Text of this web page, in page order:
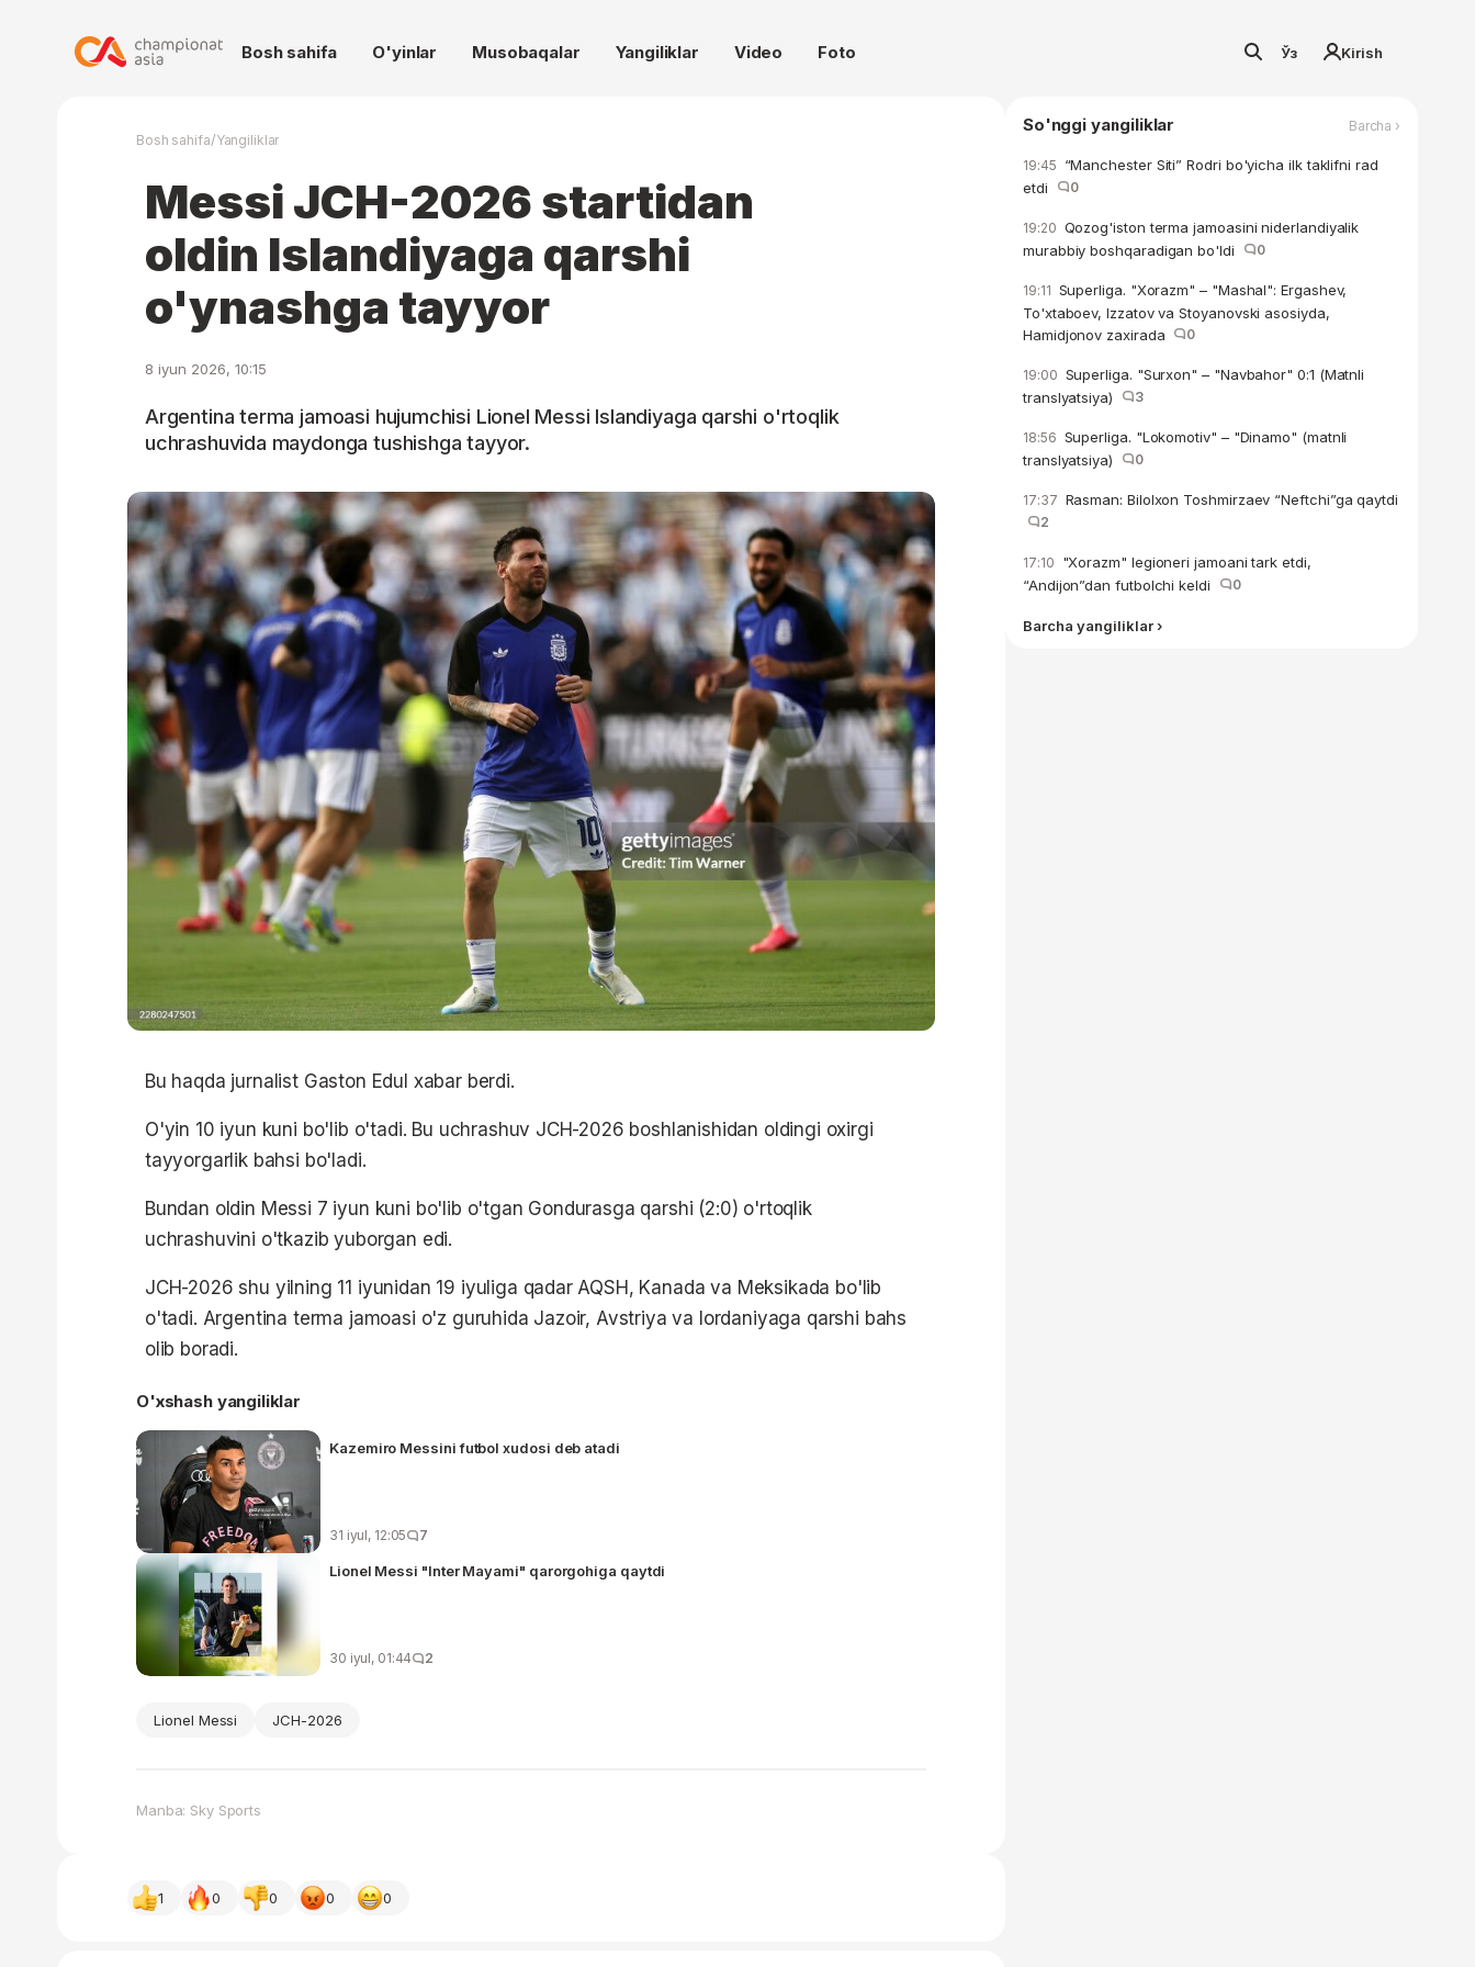
Bosh sahifa O'yinlar Musobaqalar Yangiliklar Video Foto Ўз Kirish
Bosh sahifa/Yangiliklar
Messi JCH-2026 startidan
oldin Islandiyaga qarshi
o'ynashga tayyor
8 iyun 2026, 10:15
Argentina terma jamoasi hujumchisi Lionel Messi Islandiyaga qarshi o'rtoqlik
uchrashuvida maydonga tushishga tayyor.
Bu haqda jurnalist Gaston Edul xabar berdi.
O'yin 10 iyun kuni bo'lib o'tadi. Bu uchrashuv JCH-2026 boshlanishidan oldingi oxirgi
tayyorgarlik bahsi bo'ladi.
Bundan oldin Messi 7 iyun kuni bo'lib o'tgan Gondurasga qarshi (2:0) o'rtoqlik
uchrashuvini o'tkazib yuborgan edi.
JCH-2026 shu yilning 11 iyunidan 19 iyuliga qadar AQSH, Kanada va Meksikada bo'lib
o'tadi. Argentina terma jamoasi o'z guruhida Jazoir, Avstriya va Iordaniyaga qarshi bahs
olib boradi.
O'xshash yangiliklar
Kazemiro Messini futbol xudosi deb atadi
31 iyul, 12:05 7
Lionel Messi "Inter Mayami" qarorgohiga qaytdi
30 iyul, 01:44 2
Lionel Messi JCH-2026
Manba: Sky Sports
1 0 0 0 0
So'nggi yangiliklar Barcha ›
19:45 “Manchester Siti” Rodri bo'yicha ilk taklifni rad
etdi
0
19:20 Qozog'iston terma jamoasini niderlandiyalik
murabbiy boshqaradigan bo'ldi
0
19:11 Superliga. "Xorazm" – "Mashal": Ergashev,
To'xtaboev, Izzatov va Stoyanovski asosiyda,
Hamidjonov zaxirada
0
19:00 Superliga. "Surxon" – "Navbahor" 0:1 (Matnli
translyatsiya)
3
18:56 Superliga. "Lokomotiv" – "Dinamo" (matnli
translyatsiya)
0
17:37 Rasman: Bilolxon Toshmirzaev “Neftchi”ga qaytdi
2
17:10 "Xorazm" legioneri jamoani tark etdi,
“Andijon”dan futbolchi keldi
0
Barcha yangiliklar ›